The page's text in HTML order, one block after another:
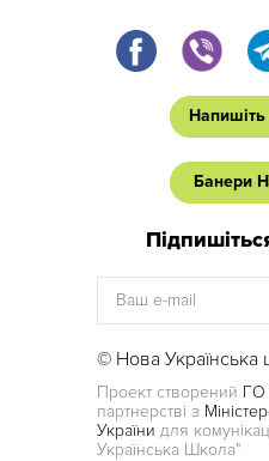
Банери
© Нова Українська
Проект створений ГО
партнерстві з
України для
Українська Школа"